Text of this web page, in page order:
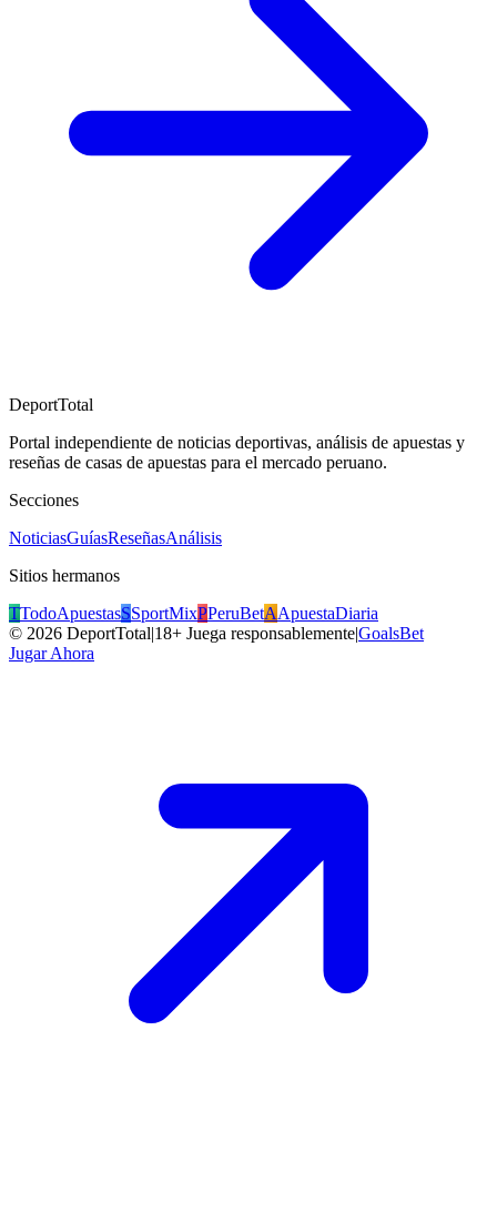
DeportTotal
Portal independiente de noticias deportivas, análisis de apuestas y
reseñas de casas de apuestas para el mercado peruano.
Secciones
NoticiasGuíasReseñasAnálisis
Sitios hermanos
TTodoApuestasSSportMixPPeruBetAApuestaDiaria
© 2026 DeportTotal|18+ Juega responsablemente|GoalsBet
Jugar Ahora